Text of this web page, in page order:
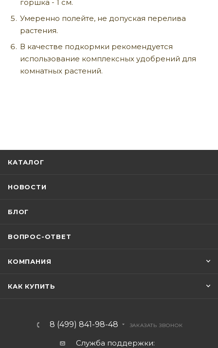
горшка - 1 см.
Умеренно полейте, не допуская перелива
растения.
В качестве подкормки рекомендуется
использование комплексных удобрений для
комнатных растений.
КАТАЛОГ
НОВОСТИ
БЛОГ
ВОПРОС-ОТВЕТ
КОМПАНИЯ
КАК КУПИТЬ
8 (499) 841-98-48 ЗАКАЗАТЬ ЗВОНОК
Служба поддержки: